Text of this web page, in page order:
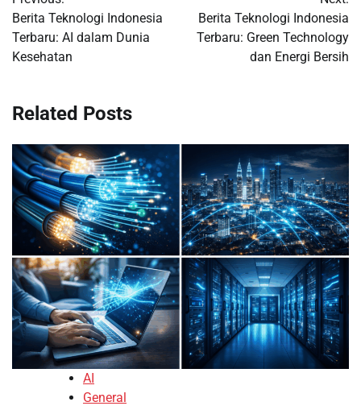
navigation
Berita Teknologi Indonesia
Terbaru: AI dalam Dunia
Kesehatan
Berita Teknologi Indonesia
Terbaru: Green Technology
dan Energi Bersih
Related Posts
AI
General